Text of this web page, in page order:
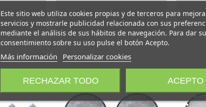
Este sitio web utiliza cookies propias y de terceros para
servicios y mostrarle publicidad relacionada con sus
mediante el análisis de sus hábitos de navegación. Para dar su
consentimiento sobre su uso pulse el botón Acepto.
Más información Personalizar cookies
RECHAZAR TODO ACEPTO